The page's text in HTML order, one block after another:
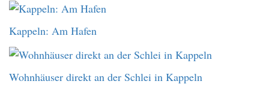
Kappeln: Am Hafen
Wohnhäuser direkt an der Schlei in Kappeln